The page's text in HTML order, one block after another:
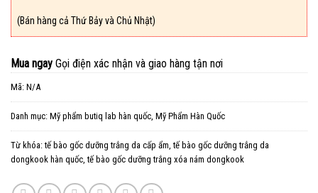
(Bán hàng cả Thứ Bảy và Chủ Nhật)
Mua ngay Gọi điện xác nhận và giao hàng tận nơi
Mã: N/A
Danh mục: Mỹ phẩm butiq lab hàn quốc, Mỹ Phẩm Hàn Quốc
Từ khóa:tế bào gốc dưỡng trắng da cấp ẩm,tế bào gốc dưỡng trắng da
dongkook hàn quốc,tế bào gốc dưỡng trắng xóa nám dongkook